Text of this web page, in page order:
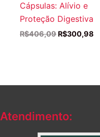
Cápsulas: Alívio e
Proteção Digestiva
R$406,09 O
R$300,98
Atendimento: